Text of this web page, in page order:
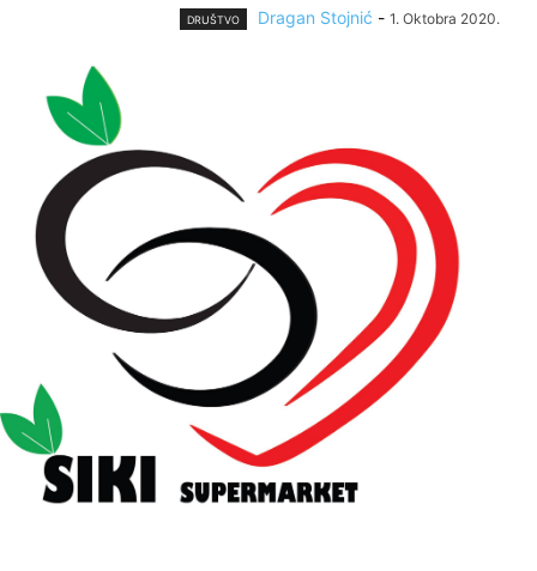
DRUŠTVO Dragan Stojnić - 1. Oktobra 2020.